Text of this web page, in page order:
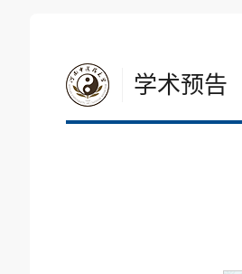
学术预告